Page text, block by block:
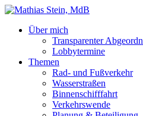
Über mich
Transparenter
Lobbytermine
Themen
Rad- und Fußverkehr
Wasserstraßen
Binnenschifffahrt
Verkehrswende